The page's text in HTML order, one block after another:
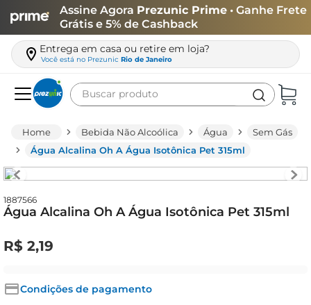
Assine Agora Prezunic Prime • Ganhe Frete
Grátis e 5% de Cashback
Entrega em casa ou retire em loja?
Você está no Prezunic Rio de Janeiro
Buscar produto
Bebida Não Alcoólica Água
Sem Gás
Água Alcalina Oh A Água Isotônica Pet 315ml
1887566
Água Alcalina Oh A Água Isotônica Pet 315ml
R$ 2,19
Condições de pagamento
leite
queijo
biscoito
arroz